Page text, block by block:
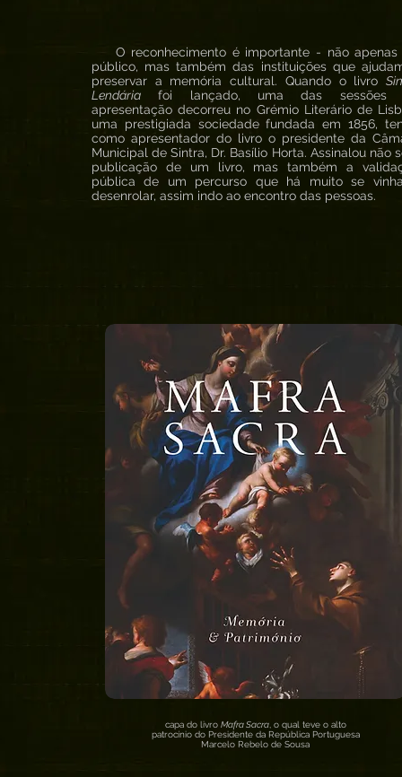
O reconhecimento é importante - não apenas
público, mas também das instituições que
preservar a memória cultural. Quando o livro
Lendária foi lançado, uma das sessões
apresentação decorreu no Grémio Literário de
uma prestigiada sociedade fundada em 1856,
como apresentador do livro o presidente da
Municipal de Sintra, Dr. Basílio Horta. Assinalou não
publicação de um livro, mas também a
pública de um percurso que há muito se
desenrolar, assim indo ao encontro das pessoas.
capa do livro Mafra Sacra, o qual teve o alto
patrocínio do Presidente da República Portuguesa
Marcelo Rebelo de Sousa